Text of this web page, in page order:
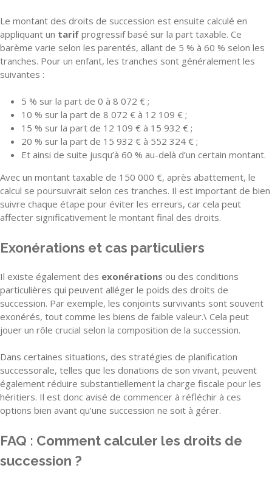
Le montant des droits de succession est ensuite calculé en
appliquant un tarif progressif basé sur la part taxable. Ce
barème varie selon les parentés, allant de 5 % à 60 % selon les
tranches. Pour un enfant, les tranches sont généralement les
suivantes :
5 % sur la part de 0 à 8 072 € ;
10 % sur la part de 8 072 € à 12 109 € ;
15 % sur la part de 12 109 € à 15 932 € ;
20 % sur la part de 15 932 € à 552 324 € ;
Et ainsi de suite jusqu’à 60 % au-delà d’un certain montant.
Avec un montant taxable de 150 000 €, après abattement, le
calcul se poursuivrait selon ces tranches. Il est important de bien
suivre chaque étape pour éviter les erreurs, car cela peut
affecter significativement le montant final des droits.
Exonérations et cas particuliers
Il existe également des exonérations ou des conditions
particulières qui peuvent alléger le poids des droits de
succession. Par exemple, les conjoints survivants sont souvent
exonérés, tout comme les biens de faible valeur.\ Cela peut
jouer un rôle crucial selon la composition de la succession.
Dans certaines situations, des stratégies de planification
successorale, telles que les donations de son vivant, peuvent
également réduire substantiellement la charge fiscale pour les
héritiers. Il est donc avisé de commencer à réfléchir à ces
options bien avant qu’une succession ne soit à gérer.
FAQ : Comment calculer les droits de
succession ?